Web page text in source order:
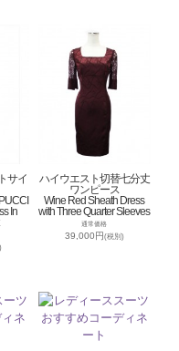
サイ
In
ハイウエスト切替七分丈
ワンピース
Wine Red Sheath Dress
with Three Quarter Sleeves
通常価格
39,000円(税別)